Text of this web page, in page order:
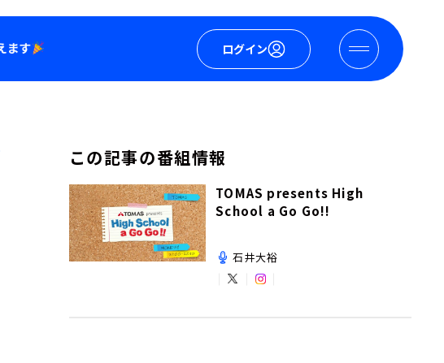
ログイン
この記事の番組情報
TOMAS presents High
School a Go Go!!
石井大裕